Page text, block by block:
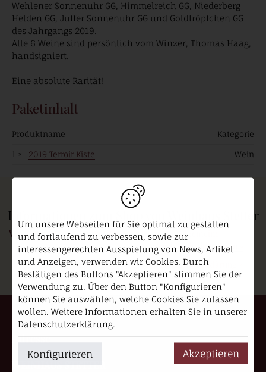
Wehlener Sonnenuhr GG, Himmelreich GG, Niederberg
Helden GG, Juffer Sonnenuhr GG und Goldtröpfchen GG
des Jahrgangs 2019.
Alle 6 Weine sind persönlich vom Winzer, Thomas Haag,
handsigniert.
Eine absolute Rarität!
Paketinhalt
Produktname Kategorie
1 × 2019 Terroir Kiste Wein
Informationen zum Shop von Weinhaus Stetter
Versand-/Zahlungsinformationen
»
Allgemeine
Geschäftsbedingungen
Widerrufsbelehrung» Datenschutzerklärung
Um unsere Webseiten für Sie optimal zu gestalten
und fortlaufend zu verbessen, sowie zur
interessengerechten Ausspielung von News, Artikel
und Anzeigen, verwenden wir Cookies. Durch
Bestätigen des Buttons "Akzeptieren" stimmen Sie der
Verwendung zu. Über den Button "Konfigurieren"
können Sie auswählen, welche Cookies Sie zulassen
wollen. Weitere Informationen erhalten Sie in unserer
Datenschutzerklärung.
Konfigurieren Akzeptieren
Adresse
WEINHAUS STETTER